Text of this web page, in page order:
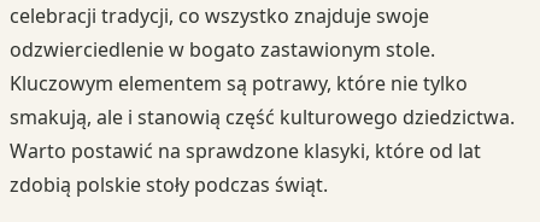
celebracji tradycji, co wszystko znajduje swoje
odzwierciedlenie w bogato zastawionym stole.
Kluczowym elementem są potrawy, które nie tylko
smakują, ale i stanowią część kulturowego dziedzictwa.
Warto postawić na sprawdzone klasyki, które od lat
zdobią polskie stoły podczas świąt.